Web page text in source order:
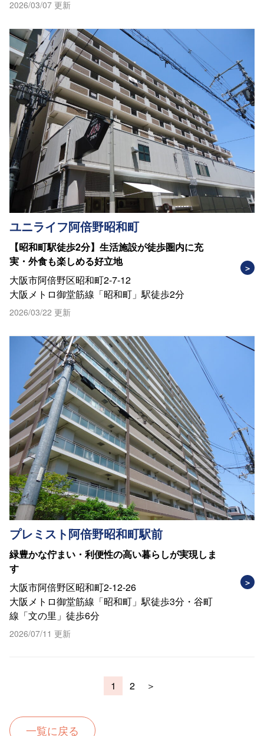
2026/03/07 更新
ユニライフ阿倍野昭和町
【昭和町駅徒歩2分】生活施設が徒歩圏内に充
実・外食も楽しめる好立地
大阪市阿倍野区昭和町2-7-12
大阪メトロ御堂筋線「昭和町」駅徒歩2分
2026/03/22 更新
プレミスト阿倍野昭和町駅前
緑豊かな佇まい・利便性の高い暮らしが実現しま
す
大阪市阿倍野区昭和町2-12-26
大阪メトロ御堂筋線「昭和町」駅徒歩3分・谷町
線「文の里」徒歩6分
2026/07/11 更新
1 2 ＞
一覧に戻る